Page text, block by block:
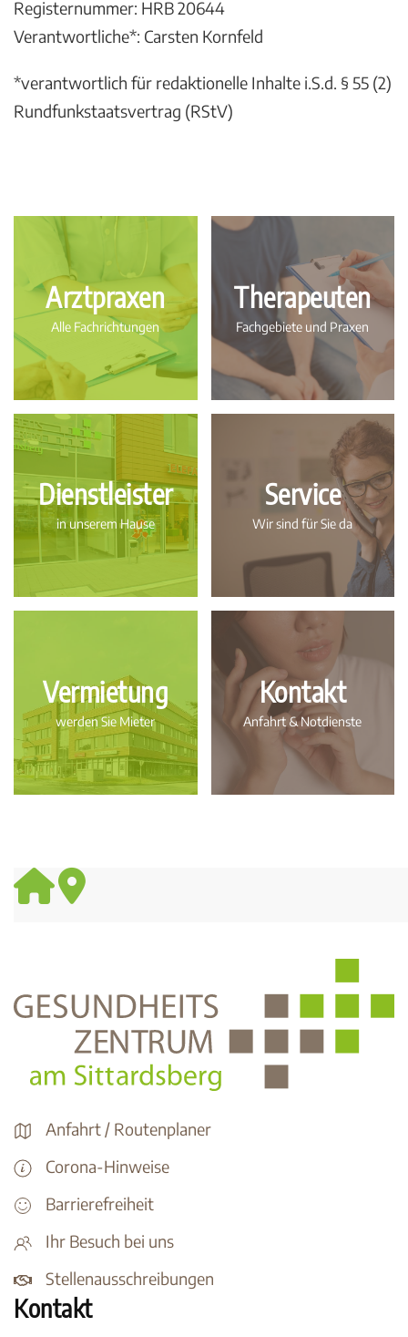
Registernummer: HRB 20644
Verantwortliche*: Carsten Kornfeld
*verantwortlich für redaktionelle Inhalte i.S.d. § 55 (2)
Rundfunkstaatsvertrag (RStV)
Arztpraxen
Alle Fachrichtungen
Therapeuten
Fachgebiete und Praxen
Dienstleister
in unserem Hause
Service
Wir sind für Sie da
Vermietung
werden Sie Mieter
Kontakt
Anfahrt & Notdienste
Anfahrt / Routenplaner
Corona-Hinweise
Barrierefreiheit
Ihr Besuch bei uns
Stellenausschreibungen
Kontakt